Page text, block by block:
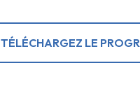
TÉLÉCHARGEZ LE